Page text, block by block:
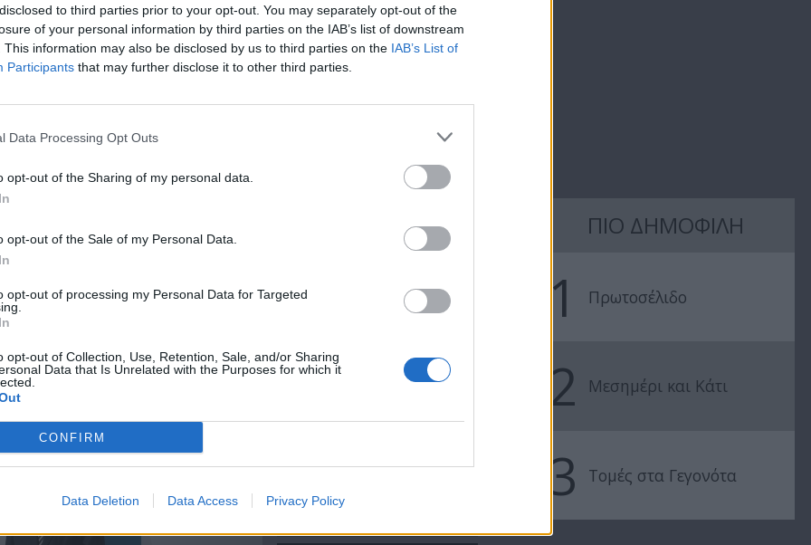
to third parties prior to your opt-out. You may separately opt-out of the
of your personal information by third parties on the IAB’s list of downstream
This information may also be disclosed by us to third parties on the IAB’s List of
Participants that may further disclose it to other third parties.
Data Processing Opt Outs
opt-out of the Sharing of my personal data.
opt-out of the Sale of my Personal Data.
opt-out of processing my Personal Data for Targeted
opt-out of Collection, Use, Retention, Sale, and/or Sharing
Data that Is Unrelated with the Purposes for which it
CONFIRM
Data Deletion Data Access Privacy Policy
27.04.26 (Ο Πρόεδρος του
Χρίστου)
Βουλευτικές
εκλογές 2026 - Η
Κάλπης...
εκλογές 2026 - Η
Κάλπης...
Περιστροφές
ΟΙΚΟΛΟΓΟΙ...
Περιστροφές»...
ΠΙΟ ΔΗΜΟΦΙΛΗ
1 Πρωτοσέλιδο
2 Μεσημέρι και Κάτι
3 Τομές στα Γεγονότα